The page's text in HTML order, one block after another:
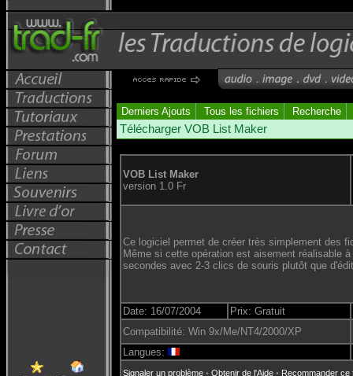
Derniers Ajouts Tous les fichiers Recherche
Télécharger VOB List Maker
VOB List Maker
version 1.0 Fr
Ce logiciel permet de créer très simplement des
Même si cette opération est aisement réalisable
secondes avec 2-3 clics de souris plutôt que
Date: 16/07/2004
Prix: Gratuit
Compatibilité: Win 9x/Me/NT4/2000/XP
Langues:
Signaler un problème • Obtenir de l'Aide • Recommander ce